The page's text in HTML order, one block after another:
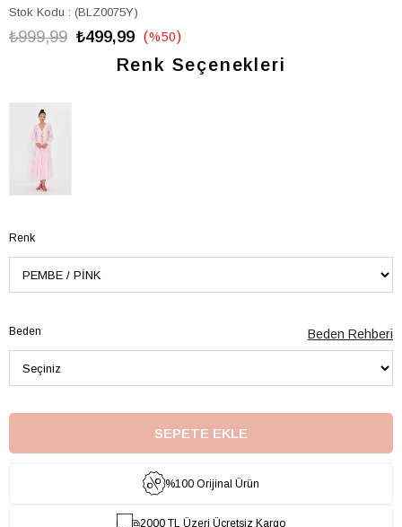
Stok Kodu (BLZ0075Y)
₺999,99 ₺499,99 %50
İndirim
Renk Seçenekleri
Renk
Beden Beden Rehberi
%100 Orijinal Ürün
2000 TL Üzeri Ücretsiz Kargo